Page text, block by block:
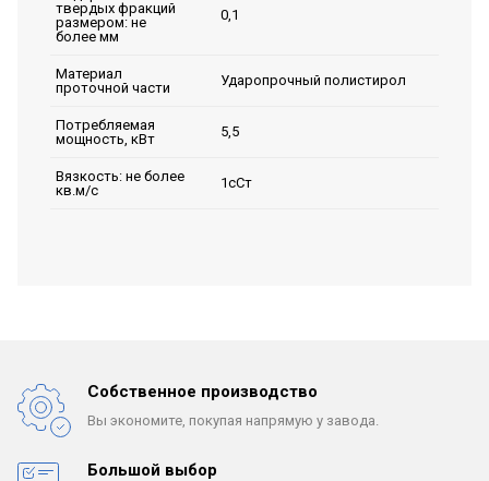
твердых фракций
размером: не
более мм
0,1
Материал
проточной части
Ударопрочный полистирол
Потребляемая
мощность, кВт
5,5
Вязкость: не более
кв.м/с
1сСт
Собственное производство
Вы экономите, покупая напрямую у завода.
Большой выбор